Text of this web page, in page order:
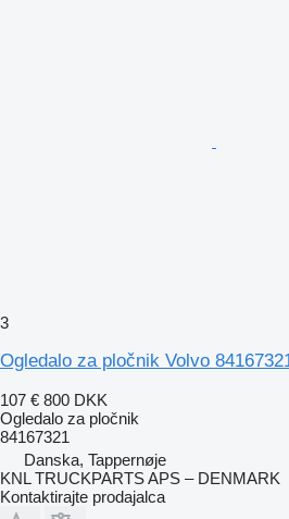
3
Ogledalo za pločnik Volvo
107 € 800 DKK
Ogledalo za pločnik
84167321
Danska, Tappernøje
KNL TRUCKPARTS APS – DENMARK
Kontaktirajte prodajalca